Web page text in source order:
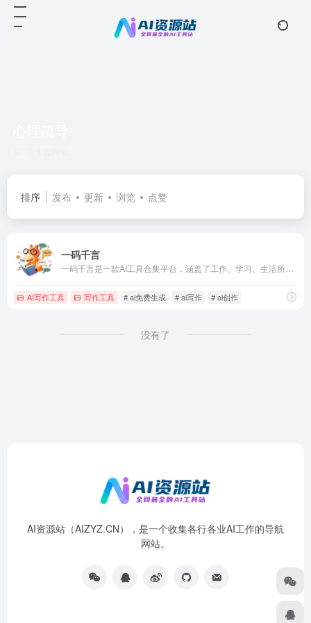
排序 发布 更新 浏览 点赞
一码千言
AI写作工具 写作工具 # ai免费生成 # ai写作 # ai创作
没有了
AI资源站（AIZYZ.CN），是一个收集各行各业AI工作的导航
网站。